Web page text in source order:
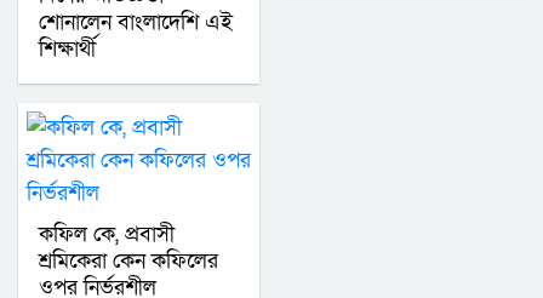
শোনালেন বাংলাদেশি এই
শিক্ষার্থী
কফিল কে, প্রবাসী
শ্রমিকেরা কেন কফিলের
ওপর নির্ভরশীল